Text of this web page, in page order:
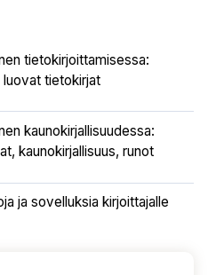
tietokirjoittamisessa:
tietokirjat
kaunokirjallisuudessa:
kaunokirjallisuus, runot
ja sovelluksia kirjoittajalle